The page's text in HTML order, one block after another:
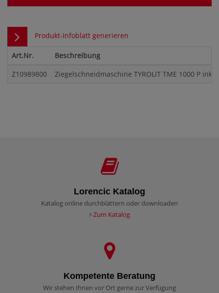
Produkt-Infoblatt generieren
Art.Nr.
Beschreibung
Z10989800
Ziegelschneidmaschine TYROLIT TME 1000 P
Lorencic Katalog
Katalog online durchblättern oder downloaden
Zum Katalog
Kompetente Beratung
Wir stehen Ihnen vor Ort gerne zur Verfügung